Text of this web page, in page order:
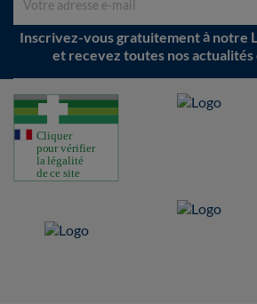
Inscrivez-vous gratuitement à notre
et recevez toutes nos actualités